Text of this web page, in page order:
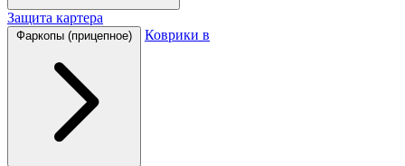
Защита картера
Фаркопы (прицепное) Коврики в